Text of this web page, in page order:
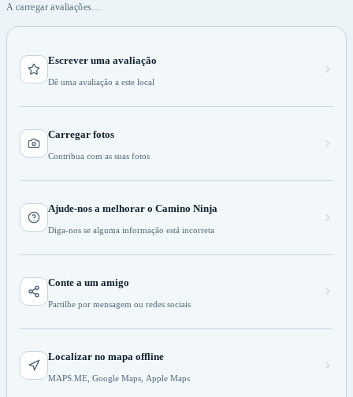
A carregar avaliações…
Escrever uma avaliação
Dê uma avaliação a este local
Carregar fotos
Contribua com as suas fotos
Ajude-nos a melhorar o Camino Ninja
Diga-nos se alguma informação está incorreta
Conte a um amigo
Partilhe por mensagem ou redes sociais
Localizar no mapa offline
MAPS.ME, Google Maps, Apple Maps